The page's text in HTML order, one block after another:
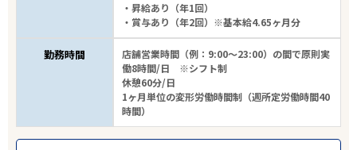
・昇給あり（年1回）
・賞与あり（年2回）※基本給4.65ヶ月分
勤務時間
店舗営業時間（例：9:00～23:00）の間で原則実
働8時間/日 ※シフト制
休憩60分/日
1ヶ月単位の変形労働時間制（週所定労働時間40
時間）